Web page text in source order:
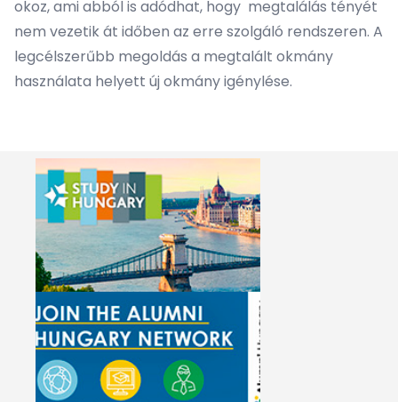
okoz, ami abból is adódhat, hogy megtalálás tényét
nem vezetik át időben az erre szolgáló rendszeren. A
legcélszerűbb megoldás a megtalált okmány
használata helyett új okmány igénylése.